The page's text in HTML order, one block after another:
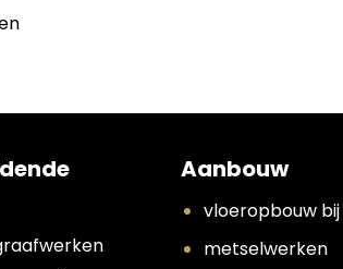
Aanbouw
vloeropbouw
metselwerken